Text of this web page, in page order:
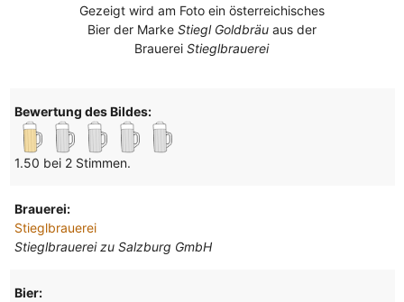
Gezeigt wird am Foto ein österreichisches
Bier der Marke Stiegl Goldbräuaus der
BrauereiStieglbrauerei
Bewertung des Bildes:
1.50 bei 2 Stimmen.
Brauerei:
Stieglbrauerei
Stieglbrauerei zu Salzburg GmbH
Bier: